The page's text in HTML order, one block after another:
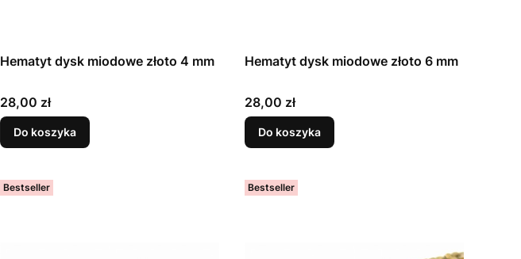
Hematyt dysk miodowe złoto 4 mm
Cena
28,00 zł
Do koszyka
Hematyt dysk miodowe złoto 6 mm
Cena
28,00 zł
Do koszyka
Bestseller Bestseller